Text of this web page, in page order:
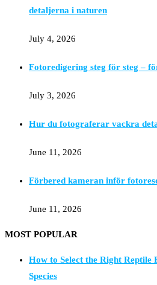
detaljerna i naturen
July 4, 2026
Fotoredigering steg för steg –
July 3, 2026
Hur du fotograferar vackra
June 11, 2026
Förbered kameran inför
June 11, 2026
MOST POPULAR
How to Select the Right Reptile
Species